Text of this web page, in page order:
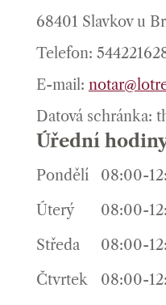
68401 Slavkov u
Telefon:
E-mail:
Datová schránka:
Úřední
Pondělí
08:00-
Úterý
08:00-
Středa
08:00-
Čtvrtek
08:00-